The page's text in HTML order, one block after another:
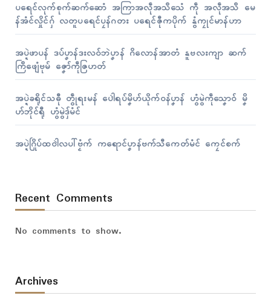
ပရေၚ်လုက်စုက်ဆက်ဆောံ အကြာအလဵုအသဳသေံ ကဵု အလဵုအသဳ မေ
န်အံၚ်လှိုၚ်ဂှ် လတူပရေၚ်ပၠန်ဂတး ပရေၚ်ဇီုကပိုက် နွံကၠုၚ်မာန်ဟာ
အပ္ဍဲဖာပန် ဒပ်ပၞာန်ဒးလဝ်ဘဲပၞာန် ဂိလောန်အာတံ နူဗလးကျာ ဆက်
ကြဳဖျေံဗုမ် ဇၞော်ကဵုဇြဟတ်
အပ္ဍဲခရိုၚ်သဓီု တွဵုရးမန် ပေါဲရပ်မၞိဟ်ယိုက်ဝန်ပၞာန် ဟွံမွဲကဵုသၞောဝ် မၞိ
ဟ်ဘိုၚ်ရီု ဟွံမွဲဒှ်မံၚ်
အပ္ဍဲဂြိုပ်ထဝါဲလပါ်ဗၟံက် ကရောၚ်ပၞာန်ဗက်သီကေတ်မံၚ် ကၠေၚ်စက်
Recent Comments
No comments to show.
Archives